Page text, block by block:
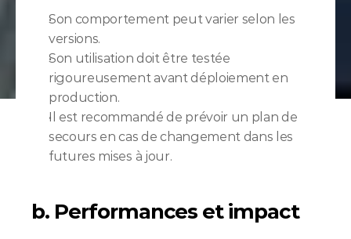
Son comportement peut varier selon les
versions.
Son utilisation doit être testée
rigoureusement avant déploiement en
production.
Il est recommandé de prévoir un plan de
secours en cas de changement dans les
futures mises à jour.
b. Performances et impact